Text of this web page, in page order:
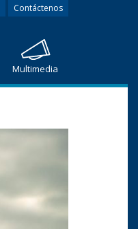
Contáctenos
Multimedia